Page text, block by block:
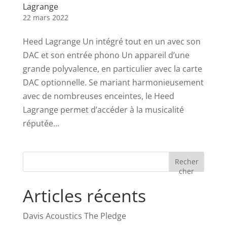
Lagrange
22 mars 2022
Heed Lagrange Un intégré tout en un avec son
DAC et son entrée phono Un appareil d’une
grande polyvalence, en particulier avec la carte
DAC optionnelle. Se mariant harmonieusement
avec de nombreuses enceintes, le Heed
Lagrange permet d’accéder à la musicalité
réputée...
Recher
cher
Articles récents
Davis Acoustics The Pledge